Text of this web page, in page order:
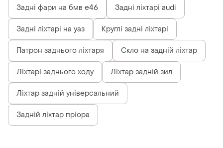
Задні фари на бмв е46 Задні ліхтарі audi
Задні ліхтарі на уаз Круглі задні ліхтарі
Патрон заднього ліхтаря Скло на задній ліхтар
Ліхтарі заднього ходу Ліхтар задній зил
Ліхтар задній універсальний
Задній ліхтар пріора